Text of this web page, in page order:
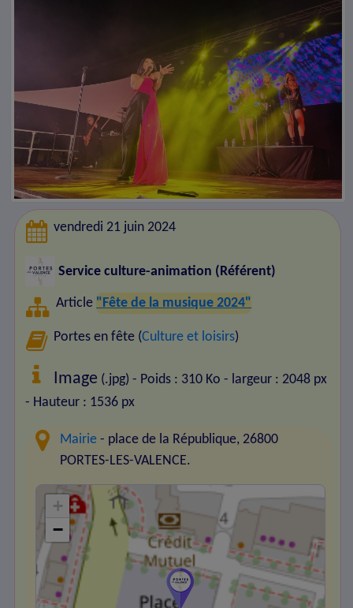
vendredi 21 juin 2024
Service culture-animation (Référent)
Article "Fête de la musique 2024"
Portes en fête (Culture et loisirs)
Image (.jpg) - Poids : 310 Ko - largeur : 2048 px
- Hauteur : 1536 px
Mairie - place de la République, 26800
PORTES-LES-VALENCE.
+
−